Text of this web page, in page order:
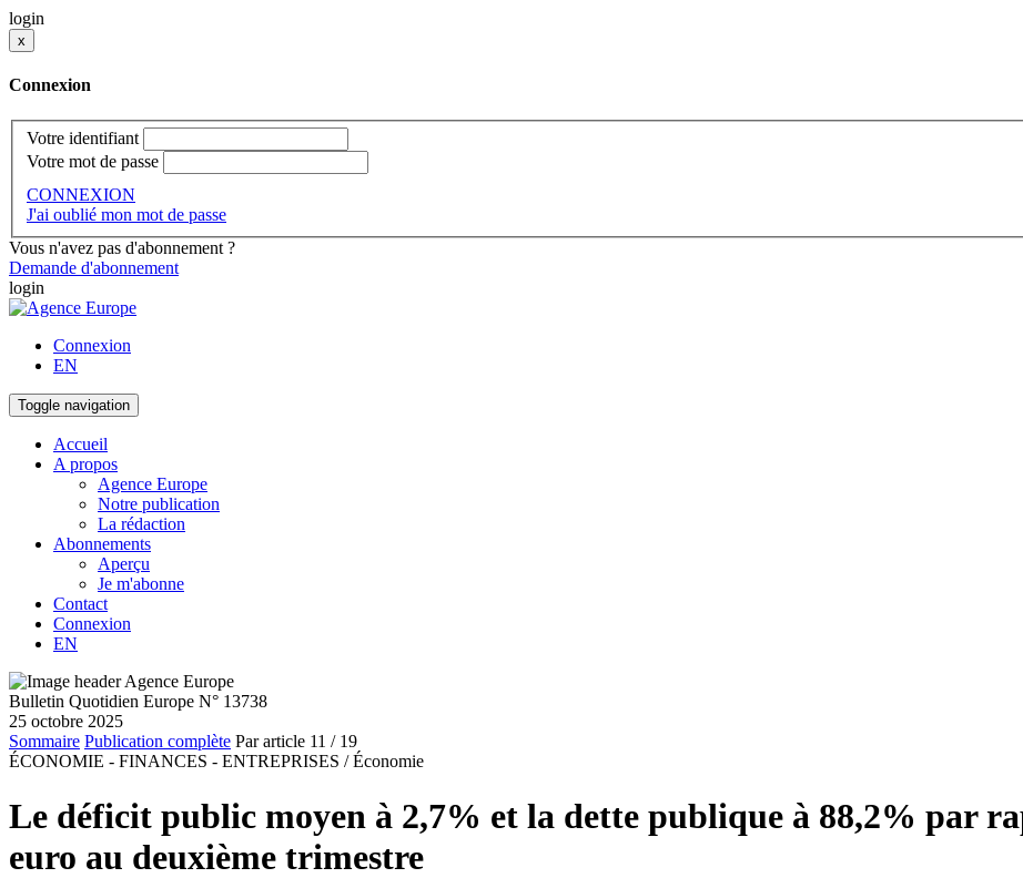
login
x
Connexion
Votre identifiant
Votre mot de passe
CONNEXION
J'ai oublié mon mot de passe
Vous n'avez pas d'abonnement ?
Demande d'abonnement
login
Connexion
EN
Toggle navigation
Accueil
A propos
Agence Europe
Notre publication
La rédaction
Abonnements
Aperçu
Je m'abonne
Contact
Connexion
EN
Bulletin Quotidien Europe N° 13738
25 octobre 2025
Sommaire Publication complète Par article 11 / 19
ÉCONOMIE - FINANCES - ENTREPRISES / Économie
Le déficit public moyen à 2,7% et la dette publique à 88,2% par
euro au deuxième trimestre